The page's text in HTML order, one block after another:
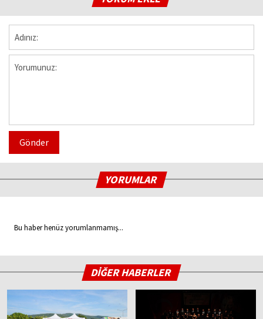
Gönder
YORUMLAR
Bu haber henüz yorumlanmamış...
DİĞER HABERLER